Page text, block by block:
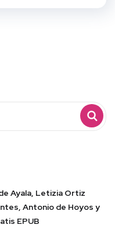
Ayala, Letizia Ortiz
Antonio de Hoyos y
EPUB